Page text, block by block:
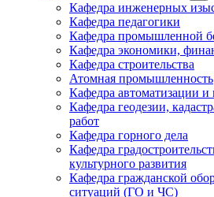
Кафедра инженерных
Кафедра педагогики
Кафедра промышленной
Кафедра экономики,
Кафедра строительства
Атомная промышленность
Кафедра автоматизации
Кафедра геодезии,
работ
Кафедра горного дела
Кафедра
культурного развития
Кафедра гражданской
ситуаций (ГО и ЧС)